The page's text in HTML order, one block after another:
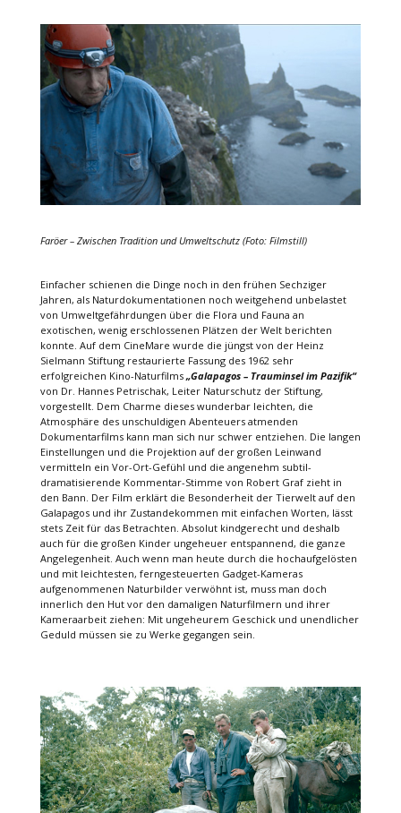
Faröer – Zwischen Tradition und Umweltschutz (Foto: Filmstill)
Einfacher schienen die Dinge noch in den frühen Sechziger
Jahren, als Naturdokumentationen noch weitgehend unbelastet
von Umweltgefährdungen über die Flora und Fauna an
exotischen, wenig erschlossenen Plätzen der Welt berichten
konnte. Auf dem CineMare wurde die jüngst von der Heinz
Sielmann Stiftung restaurierte Fassung des 1962 sehr
erfolgreichen Kino-Naturfilms „Galapagos – Trauminsel im Pazifik“
von Dr. Hannes Petrischak, Leiter Naturschutz der Stiftung,
vorgestellt. Dem Charme dieses wunderbar leichten, die
Atmosphäre des unschuldigen Abenteuers atmenden
Dokumentarfilms kann man sich nur schwer entziehen. Die langen
Einstellungen und die Projektion auf der großen Leinwand
vermitteln ein Vor-Ort-Gefühl und die angenehm subtil-
dramatisierende Kommentar-Stimme von Robert Graf zieht in
den Bann. Der Film erklärt die Besonderheit der Tierwelt auf den
Galapagos und ihr Zustandekommen mit einfachen Worten, lässt
stets Zeit für das Betrachten. Absolut kindgerecht und deshalb
auch für die großen Kinder ungeheuer entspannend, die ganze
Angelegenheit. Auch wenn man heute durch die hochaufgelösten
und mit leichtesten, ferngesteuerten Gadget-Kameras
aufgenommenen Naturbilder verwöhnt ist, muss man doch
innerlich den Hut vor den damaligen Naturfilmern und ihrer
Kameraarbeit ziehen: Mit ungeheurem Geschick und unendlicher
Geduld müssen sie zu Werke gegangen sein.